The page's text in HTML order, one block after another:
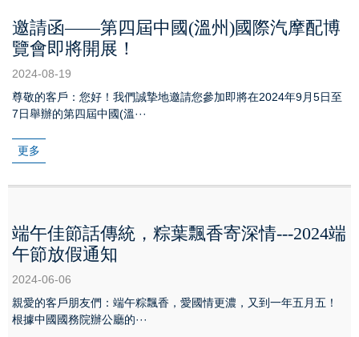
邀請函——第四屆中國(溫州)國際汽摩配博
覽會即將開展！
2024-08-19
尊敬的客戶：您好！我們誠摯地邀請您參加即將在2024年9月5日至
7日舉辦的第四屆中國(溫···
更多
端午佳節話傳統，粽葉飄香寄深情---2024端
午節放假通知
2024-06-06
親愛的客戶朋友們：端午粽飄香，愛國情更濃，又到一年五月五！
根據中國國務院辦公廳的···